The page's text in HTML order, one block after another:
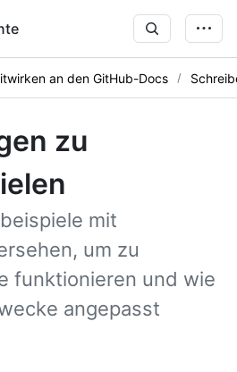
an den GitHub-Docs
zu
mit
um zu
funktionieren und wie
angepasst